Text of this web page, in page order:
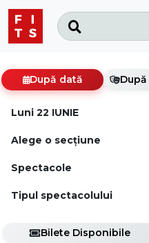
După dată
Bilete Disponibile